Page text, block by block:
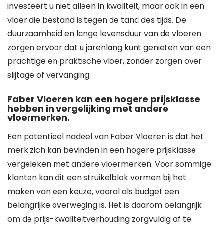
investeert u niet alleen in kwaliteit, maar ook in een
vloer die bestand is tegen de tand des tijds. De
duurzaamheid en lange levensduur van de vloeren
zorgen ervoor dat u jarenlang kunt genieten van een
prachtige en praktische vloer, zonder zorgen over
slijtage of vervanging.
Faber Vloeren kan een hogere prijsklasse
hebben in vergelijking met andere
vloermerken.
Een potentieel nadeel van Faber Vloeren is dat het
merk zich kan bevinden in een hogere prijsklasse
vergeleken met andere vloermerken. Voor sommige
klanten kan dit een struikelblok vormen bij het
maken van een keuze, vooral als budget een
belangrijke overweging is. Het is daarom belangrijk
om de prijs-kwaliteitverhouding zorgvuldig af te